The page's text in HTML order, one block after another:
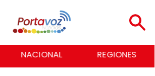
NACIONAL REGIONES